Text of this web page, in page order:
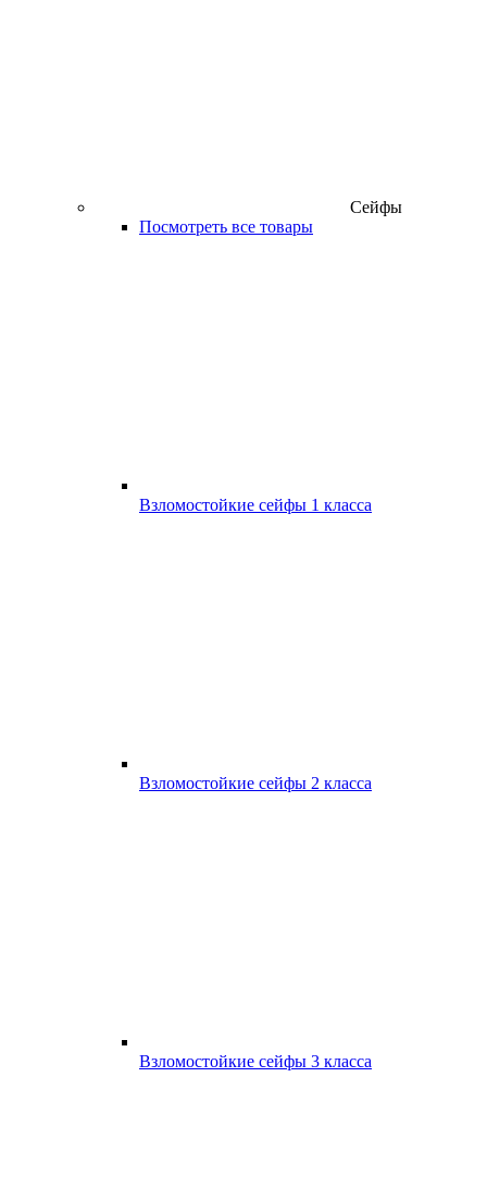
Сейфы
Посмотреть все товары
Взломостойкие сейфы 1 класса
Взломостойкие сейфы 2 класса
Взломостойкие сейфы 3 класса